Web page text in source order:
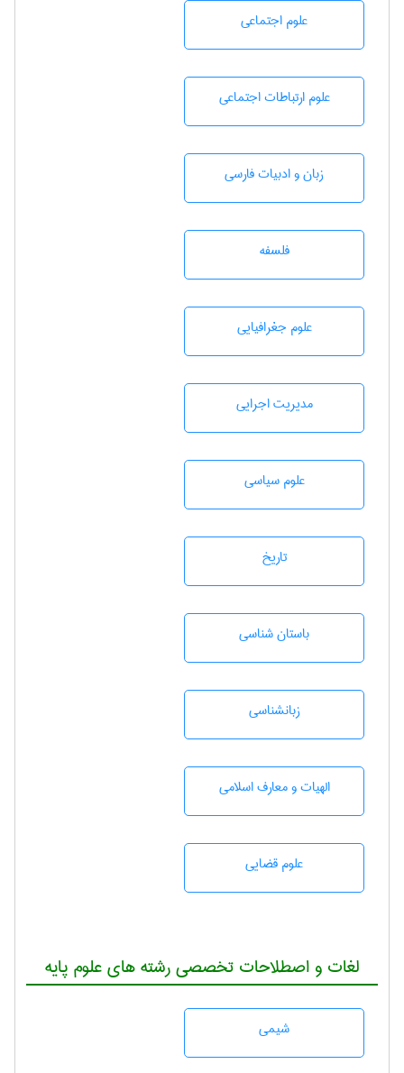
علوم اجتماعی
علوم ارتباطات اجتماعی
زبان و ادبيات فارسی
فلسفه
علوم جغرافيايی
مديريت اجرايی
علوم سياسی
تاريخ
باستان شناسی
زبانشناسی
الهیات و معارف اسلامی
علوم قضایی
لغات و اصطلاحات تخصصی رشته های علوم پایه
شيمی